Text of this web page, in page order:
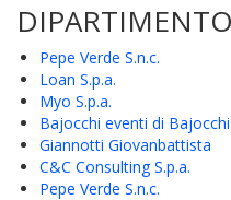
Pepe Verde S.n.c.
Loan S.p.a.
Myo S.p.a.
Bajocchi eventi di
Giannotti Giovanbattista
C&C Consulting S.p.a.
Pepe Verde S.n.c.